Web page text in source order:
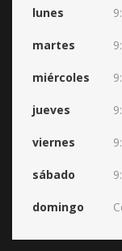
lunes
martes
miércoles
jueves
viernes
sábado
domingo